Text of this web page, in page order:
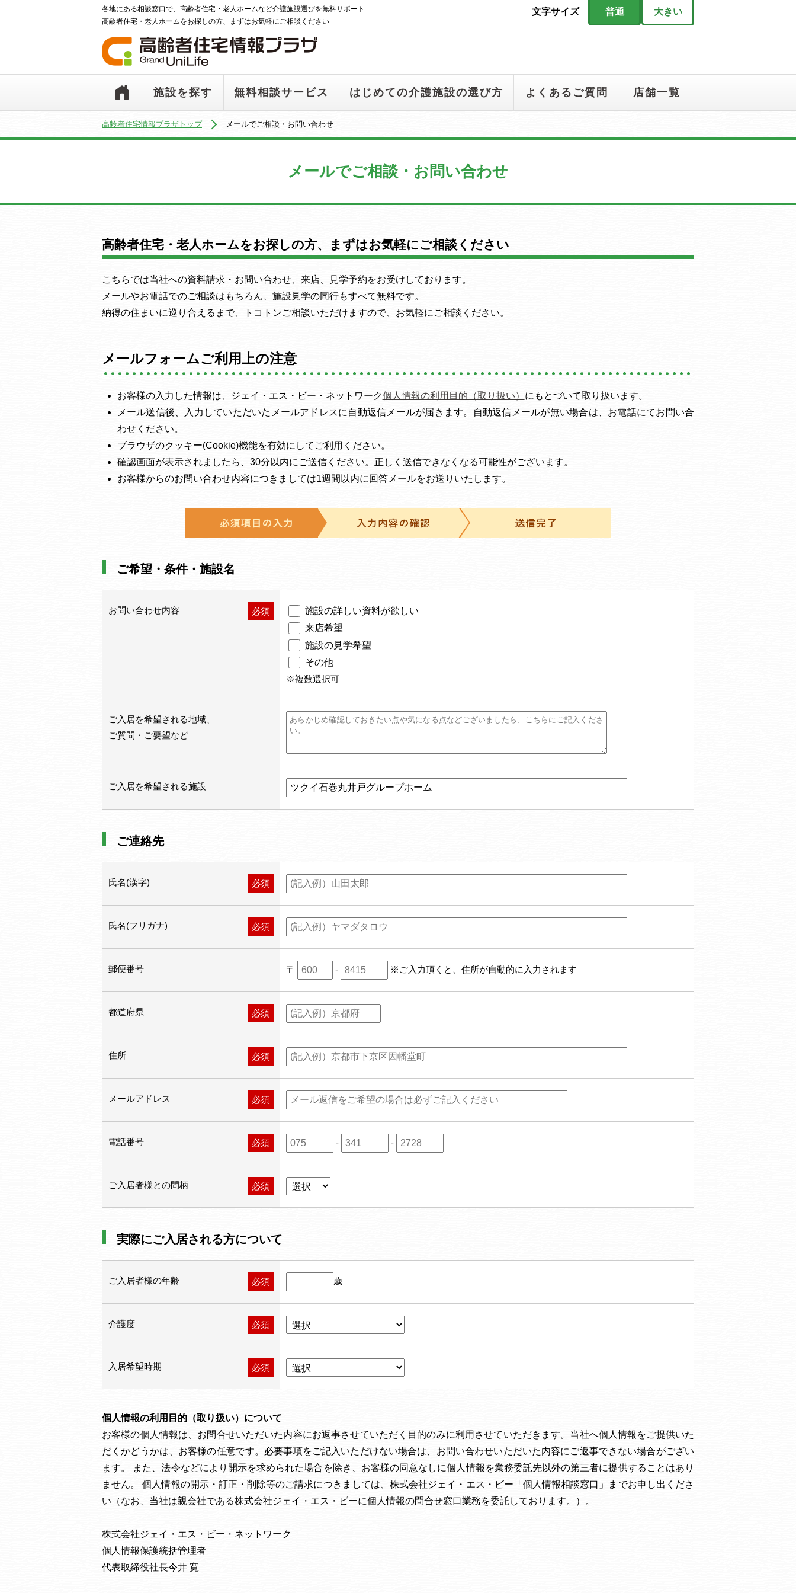
各地にある相談窓口で、高齢者住宅・老人ホームなど介護施設選びを無料サポート
高齢者住宅・老人ホームをお探しの方、まずはお気軽にご相談ください
文字サイズ 普通 大きい
施設を探す 無料相談サービス はじめての介護施設の選び方 よくあるご質問 店舗一覧
高齢者住宅情報プラザトップ メールでご相談・お問い合わせ
メールでご相談・お問い合わせ
高齢者住宅・老人ホームをお探しの方、まずはお気軽にご相談ください
こちらでは当社への資料請求・お問い合わせ、来店、見学予約をお受けしております。
メールやお電話でのご相談はもちろん、施設見学の同行もすべて無料です。
納得の住まいに巡り合えるまで、トコトンご相談いただけますので、お気軽にご相談ください。
メールフォームご利用上の注意
お客様の入力した情報は、ジェイ・エス・ビー・ネットワーク個人情報の利用目的（取り扱い） にもとづいて取り扱います。
メール送信後、入力していただいたメールアドレスに自動返信メールが届きます。自動返信メールが無い場合は、お電話にてお問い合
わせください。
ブラウザのクッキー(Cookie)機能を有効にしてご利用ください。
確認画面が表示されましたら、30分以内にご送信ください。正しく送信できなくなる可能性がございます。
お客様からのお問い合わせ内容につきましては1週間以内に回答メールをお送りいたします。
ご希望・条件・施設名
お問い合わせ内容 必須
施設の詳しい資料が欲しい
来店希望
施設の見学希望
その他
※複数選択可
ご入居を希望される地域、
ご質問・ご要望など
ご入居を希望される施設
ご連絡先
氏名(漢字) 必須
氏名(フリガナ) 必須
郵便番号 〒 - ※ご入力頂くと、住所が自動的に入力されます
都道府県 必須
住所 必須
メールアドレス 必須
電話番号 必須 - -
ご入居者様との間柄 必須
実際にご入居される方について
ご入居者様の年齢 必須 歳
介護度 必須
入居希望時期 必須
個人情報の利用目的（取り扱い）について
お客様の個人情報は、お問合せいただいた内容にお返事させていただく目的のみに利用させていただきます。当社へ個人情報をご提供いた
だくかどうかは、お客様の任意です。必要事項をご記入いただけない場合は、お問い合わせいただいた内容にご返事できない場合がござい
ます。 また、法令などにより開示を求められた場合を除き、お客様の同意なしに個人情報を業務委託先以外の第三者に提供することはあり
ません。 個人情報の開示・訂正・削除等のご請求につきましては、株式会社ジェイ・エス・ビー「個人情報相談窓口」までお申し出くださ
い（なお、当社は親会社である株式会社ジェイ・エス・ビーに個人情報の問合せ窓口業務を委託しております。）。
株式会社ジェイ・エス・ビー・ネットワーク
個人情報保護統括管理者
代表取締役社長今井 寛